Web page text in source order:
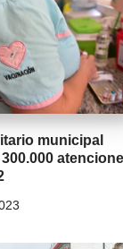
municipal